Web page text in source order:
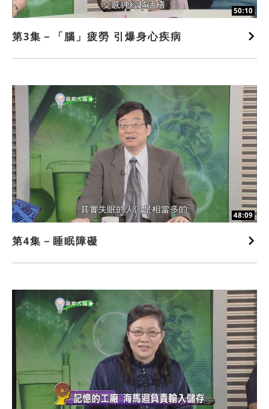
50:10
第3集－「腦」疲勞 引爆身心疾病
48:09
第4集－睡眠障礙